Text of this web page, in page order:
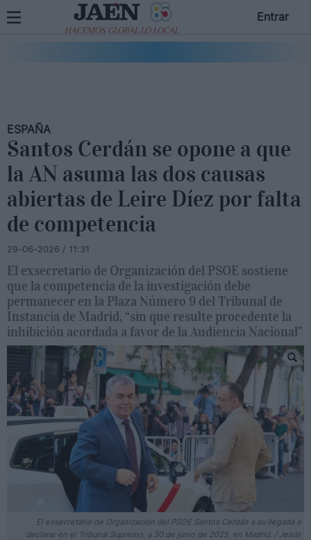
HACEMOS GLOBAL LO LOCAL
Entrar
ESPAÑA
Santos Cerdán se opone a que
la AN asuma las dos causas
abiertas de Leire Díez por falta
de competencia
29-06-2026 / 11:31
El exsecretario de Organización del PSOE sostiene
que la competencia de la investigación debe
permanecer en la Plaza Número 9 del Tribunal de
Instancia de Madrid, “sin que resulte procedente la
inhibición acordada a favor de la Audiencia Nacional”
El exsecretario de Organización del PSOE Santos Cerdán a su llegada a
declarar en el Tribunal Supremo, a 30 de junio de 2025, en Madrid. / Jesús